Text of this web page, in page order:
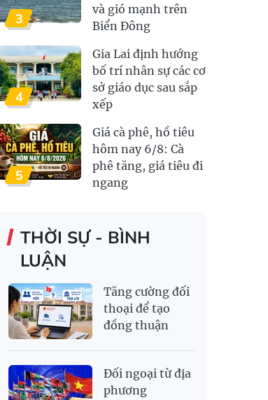
3
và gió mạnh trên
Biển Đông
4
Gia Lai định hướng
bố trí nhân sự các cơ
sở giáo dục sau sắp
xếp
5
Giá cà phê, hồ tiêu
hôm nay 6/8: Cà
phê tăng, giá tiêu đi
ngang
THỜI SỰ - BÌNH
LUẬN
Tăng cường đối
thoại để tạo
đồng thuận
Đối ngoại từ địa
phương